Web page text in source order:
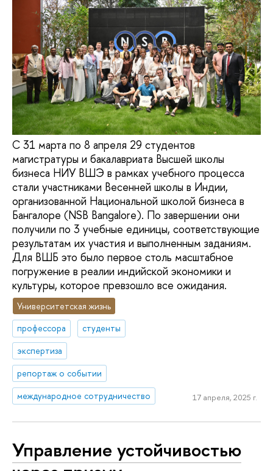
С 31 марта по 8 апреля 29 студентов
магистратуры и бакалавриата Высшей школы
бизнеса НИУ ВШЭ в рамках учебного процесса
стали участниками Весенней школы в Индии,
организованной Национальной школой бизнеса в
Бангалоре (NSB Bangalore). По завершении они
получили по 3 учебные единицы, соответствующие
результатам их участия и выполненным заданиям.
Для ВШБ это было первое столь масштабное
погружение в реалии индийской экономики и
культуры, которое превзошло все ожидания.
Университетская жизнь
профессора
студенты
экспертиза
репортаж о событии
международное сотрудничество
17 апреля, 2025 г.
Управление устойчивостью